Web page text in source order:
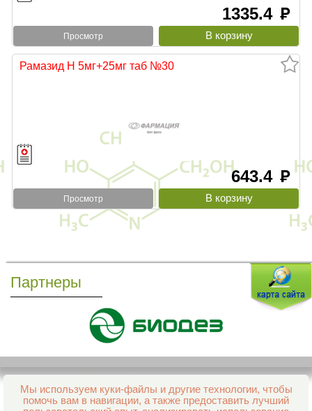
1335.4 руб
Просмотр
Рамазид Н 5мг+25мг таб №30
643.4 руб
Просмотр
Партнеры
Мы используем куки-файлы и другие технологии, чтобы
помочь вам в навигации, а также предоставить лучший
Все права защищены и охраняются законом
© 2013–2026 Интернет-аптека Фармация